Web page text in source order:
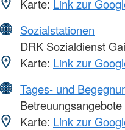
Karte: Link zur
Sozialstationen
DRK Sozialdienst
Karte: Link zur
Tages- und
Karte: Link zur